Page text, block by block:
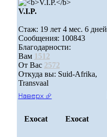
V.I.P.
Стаж: 19 лет 4 мес. 6 дней
Сообщения: 100843
Благодарности:
Вам 1512
От Вас 2572
Откуда вы: Suid-Afrika,
Transvaal
Наверх ⮵
Exocat Exocat